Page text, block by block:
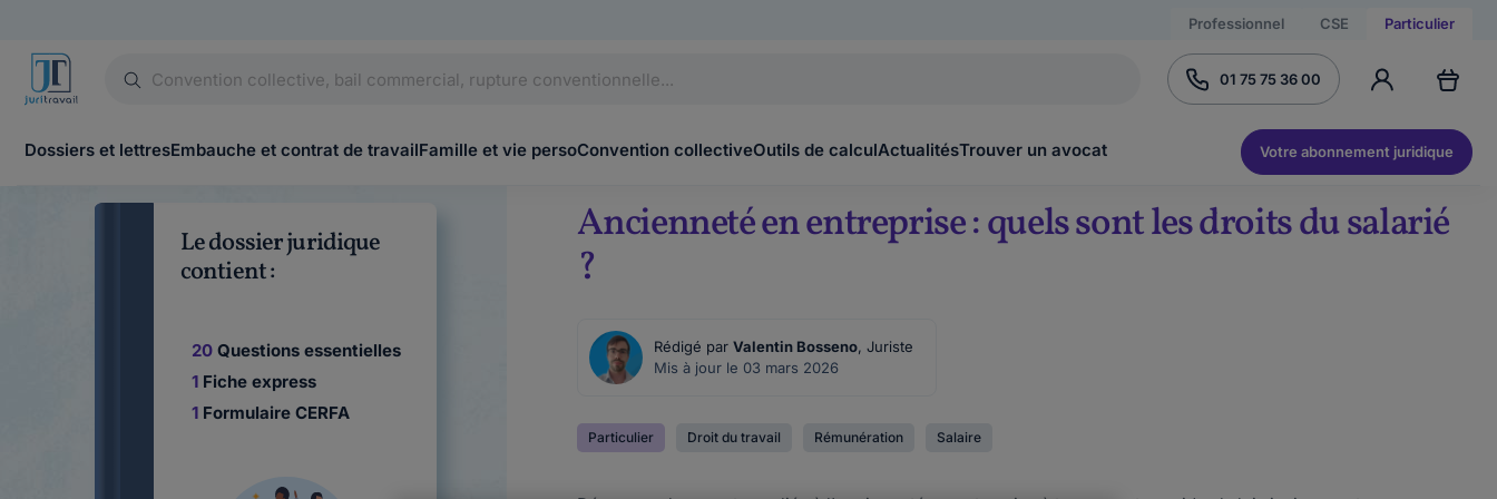
Professionnel CSE Particulier
01 75 75 36 00
Dossiers et lettresEmbauche et contrat de travailFamille et vie persoConvention collectiveOutils de calculActualitésTrouver un avocat Votre abonnement juridique
Le dossier juridique
contient :
20 Questions essentielles
1 Fiche express
1 Formulaire CERFA
Ancienneté en entreprise : quels sont les droits du salarié
?
Rédigé parValentin Bosseno, Juriste
Mis à jour le 03 mars 2026
Particulier Droit du travail Rémunération Salaire